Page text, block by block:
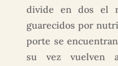
divide en dos el
guarecidos por
porte se
su vez vuelven